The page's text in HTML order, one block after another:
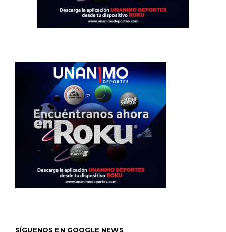
SÍGUENOS EN GOOGLE NEWS